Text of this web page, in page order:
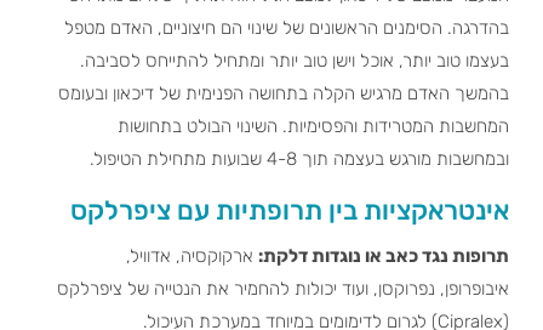
בהדרגה. הסימנים הראשונים של שינוי הם חיצוניים, האדם מטפל
בעצמו טוב יותר, אוכל וישן טוב יותר ומתחיל להתייחס לסביבה.
בהמשך האדם מרגיש הקלה בתחושה הפנימית של דיכאון ובעומס
המחשבות המטרידות והפסימיות. השינוי הבולט בתחושות
ובמחשבות מורגש בעצמה תוך 4-8 שבועות מתחילת הטיפול.
אינטראקציות בין תרופתיות עם ציפרלקס
תרופות נגד כאב או נוגדות דלקת:ארקוקסיה, אדוויל,
איבופרופן, נפרוקסן, ועוד יכולות להחמיר את הנטייה של ציפרלקס
(Cipralex) לגרום לדימומים במיוחד במערכת העיכול.